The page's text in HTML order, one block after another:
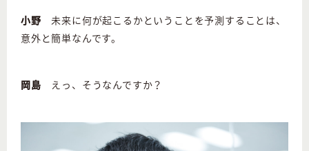
小野 未来に何が起こるかということを予測することは、
意外と簡単なんです。
岡島 えっ、そうなんですか？